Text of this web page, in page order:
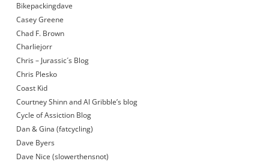
Bikepackingdave
Casey Greene
Chad F. Brown
Charliejorr
Chris – Jurassic´s Blog
Chris Plesko
Coast Kid
Courtney Shinn and Al Gribble’s blog
Cycle of Assiction Blog
Dan & Gina (fatcycling)
Dave Byers
Dave Nice (slowerthensnot)